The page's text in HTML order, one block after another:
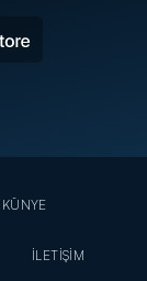
KÜNYE
İLETİŞİM